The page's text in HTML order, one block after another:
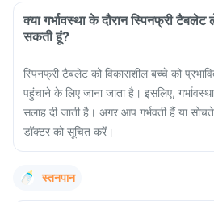
क्या गर्भावस्था के दौरान स्पिनफ्री टैबलेट
सकती हूं?
स्पिनफ्री टैबलेट को विकासशील बच्चे को
पहुंचाने के लिए जाना जाता है। इसलिए,
सलाह दी जाती है। अगर आप गर्भवती हैं या
डॉक्टर को सूचित करें।
स्तनपान